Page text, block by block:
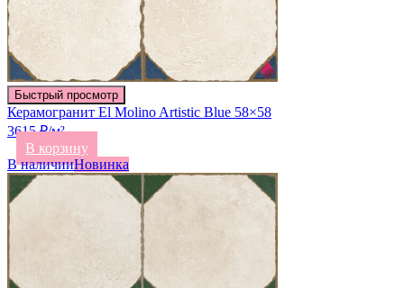
Быстрый просмотр
Керамогранит El Molino Artistic Blue 58×58
3615 ₽/м²
В корзину
В наличииНовинка